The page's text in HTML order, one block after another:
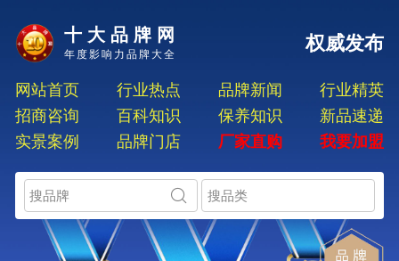
十大品牌网
年度影响力品牌大全
权威发布
网站首页 行业热点 品牌新闻
行业精英
招商咨询
百科知识 保养知识
新品速递
实景案例
品牌门店 厂家直购 我要加盟